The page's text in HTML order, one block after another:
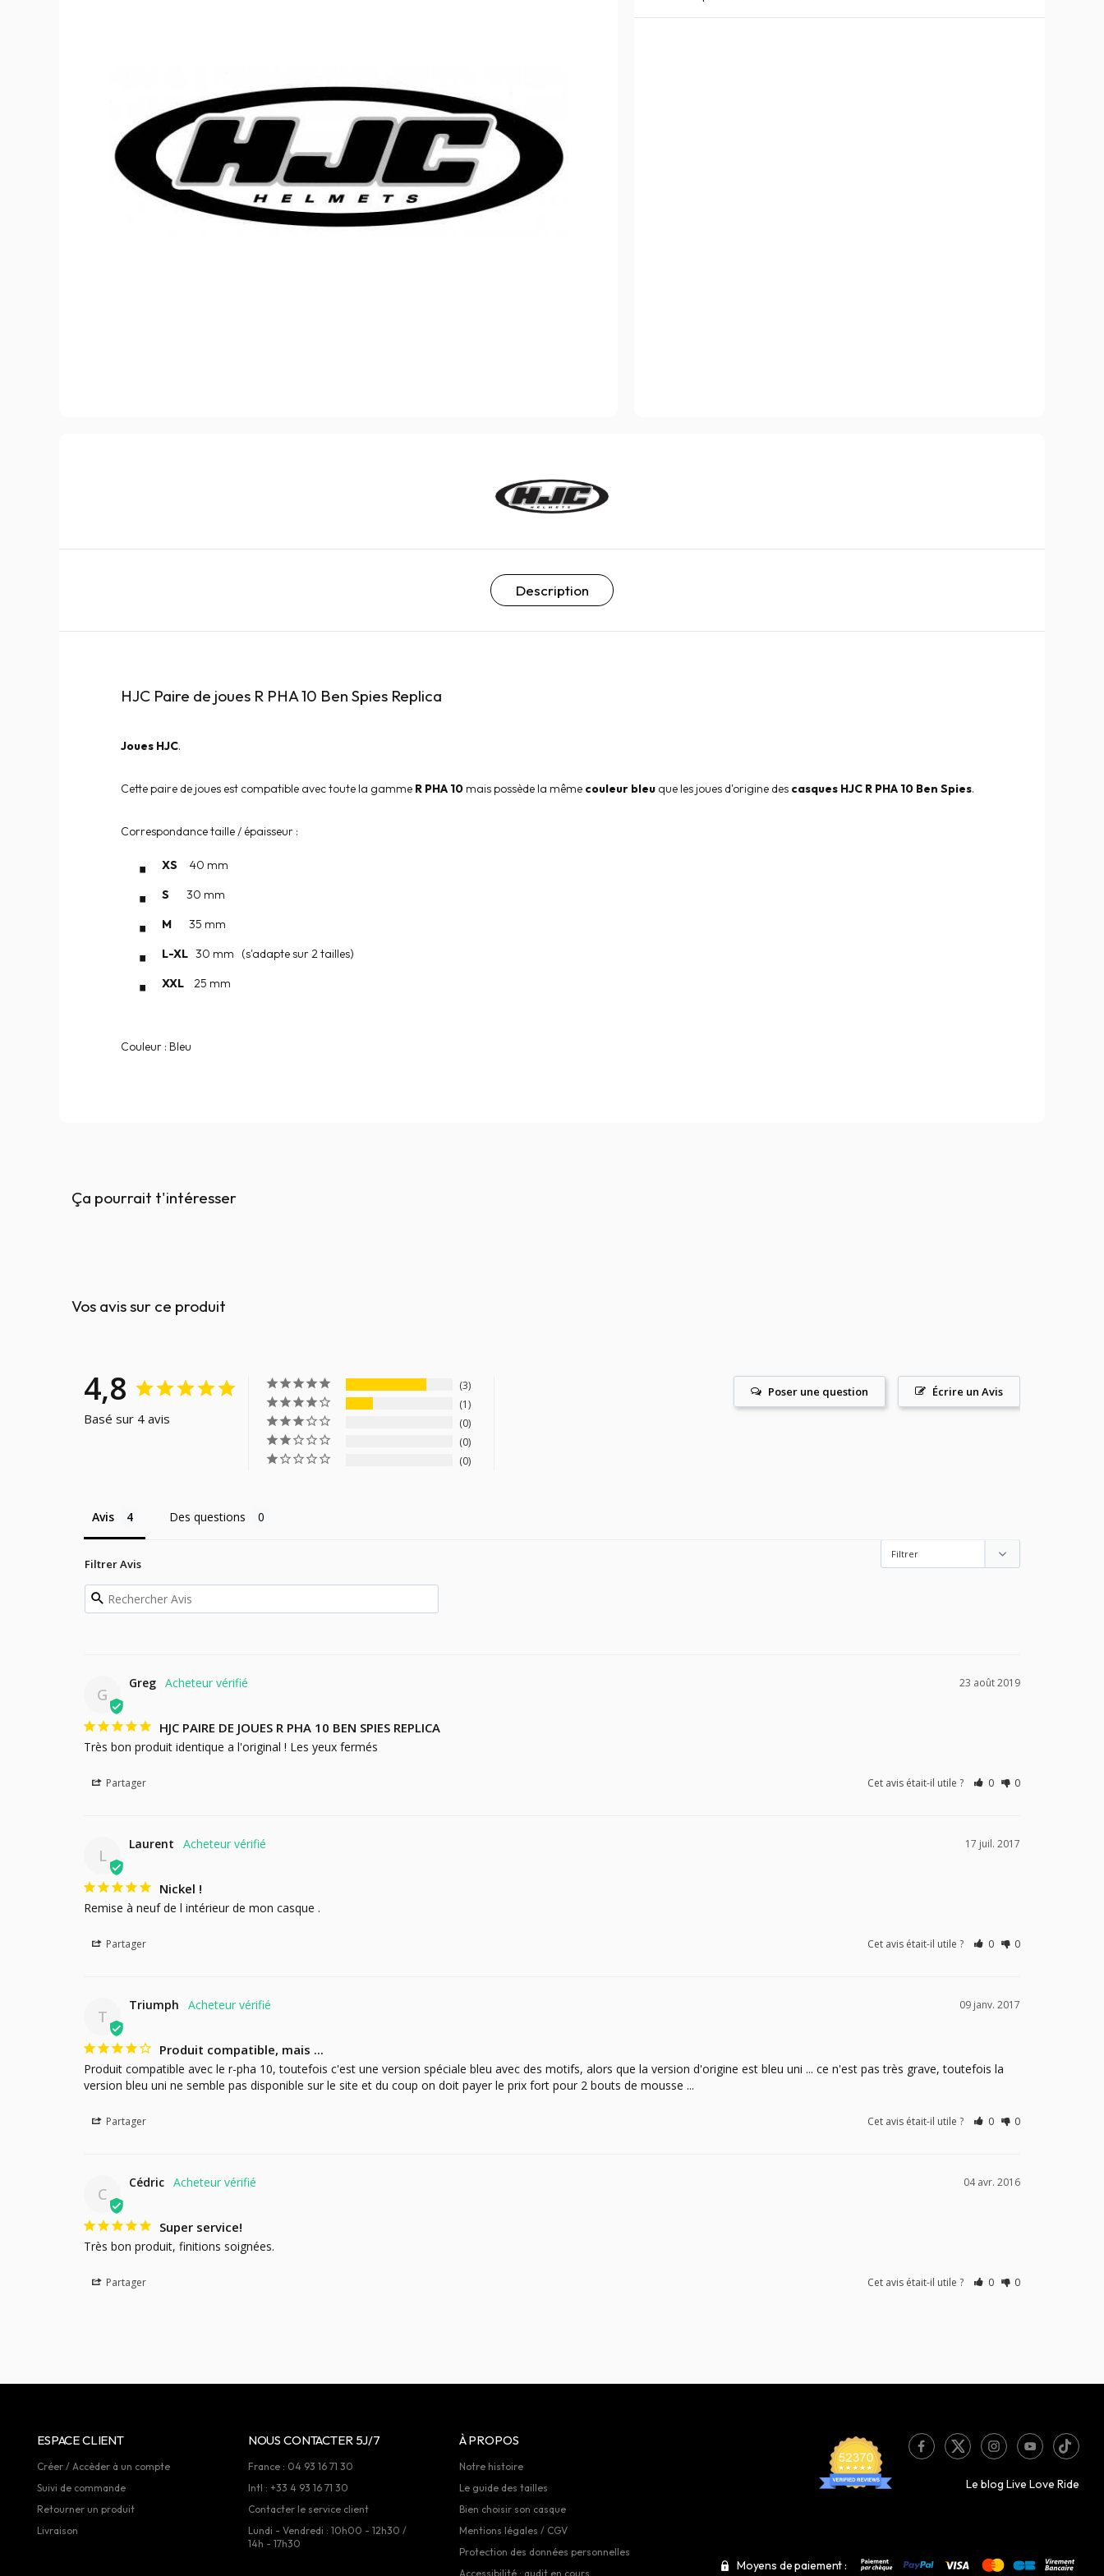
Description
HJC Paire de joues R PHA 10 Ben Spies Replica
Joues HJC.
Cette paire de joues est compatible avec toute la gamme R PHA 10 mais possède la même couleur bleu que les joues d'origine des casques HJC R PHA 10 Ben Spies.
Correspondance taille / épaisseur :
XS
40 mm
S
30 mm
M
35 mm
L-XL 30 mm (s'adapte sur 2 tailles)
XXL 25 mm
Couleur : Bleu
Ça pourrait t'intéresser
Vos avis sur ce produit
4,8
Basé sur 4 avis
3
1
0
0
0
Écrire un Avis
Poser une question
Avis Des questions
Filtrer Avis
G
23 août 2019
Greg
HJC PAIRE DE JOUES R PHA 10 BEN SPIES REPLICA
Très bon produit identique a l'original ! Les yeux fermés
Partager Cet avis était-il utile ? 0 0
L
17 juil. 2017
Laurent
Nickel !
Remise à neuf de l intérieur de mon casque .
Partager Cet avis était-il utile ? 0 0
T
09 janv. 2017
Triumph
Produit compatible, mais ...
Produit compatible avec le r-pha 10, toutefois c'est une version spéciale bleu avec des motifs, alors que la version d'origine est bleu uni ... ce n'est pas très grave, toutefois la
version bleu uni ne semble pas disponible sur le site et du coup on doit payer le prix fort pour 2 bouts de mousse ...
Partager Cet avis était-il utile ? 0 0
C
04 avr. 2016
Cédric
Super service!
Très bon produit, finitions soignées.
Partager Cet avis était-il utile ? 0 0
ESPACE CLIENT
Créer / Accèder à un compte
Suivi de commande
Retourner un produit
Livraison
NOUS CONTACTER 5J/7
France : 04 93 16 71 30
Intl : +33 4 93 16 71 30
Contacter le service client
Lundi - Vendredi : 10h00 - 12h30 /
14h - 17h30
À PROPOS
Notre histoire
Le guide des tailles
Bien choisir son casque
Mentions légales / CGV
Protection des données personnelles
Accessibilité : audit en cours
Le blog Live Love Ride
Moyens de paiement :